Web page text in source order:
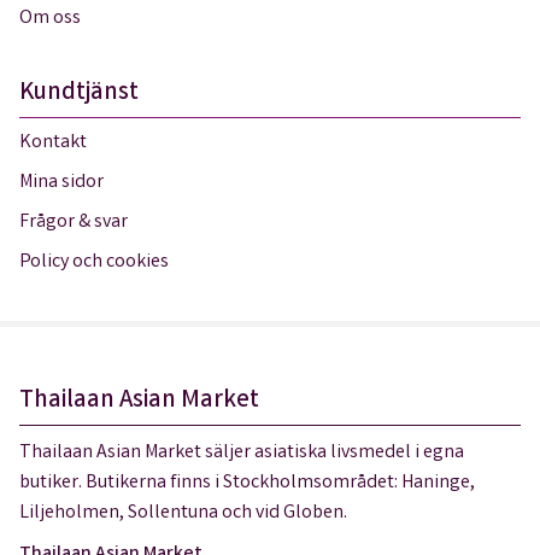
Om oss
Kundtjänst
Kontakt
Mina sidor
Frågor & svar
Policy och cookies
Thailaan Asian Market
Thailaan Asian Market säljer asiatiska livsmedel i egna
butiker. Butikerna finns i Stockholmsområdet: Haninge,
Liljeholmen, Sollentuna och vid Globen.